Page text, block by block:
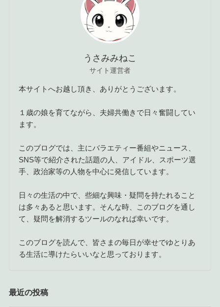
うさみみねこ
サイト運営者
本サイトへお越し頂き、ありがとうございます。
１歳の娘を育てながら、夫婦共働きで日々奮闘してい
ます。
このブログでは、主にバラエティー番組やニュース、
SNS等で紹介された話題の人、アイドル、スポーツ選
手、政治家等の人物を中心に発信しています。
日々の生活の中で、些細な興味・疑問を持たれること
は多々あると思います。そんな時、このブログを通し
て、疑問を解消するツールのなれば幸いです。
このブログを読んで、皆さまの毎日が幸せでゆとりあ
る生活に導けたらいいなと思っております。
最近の投稿